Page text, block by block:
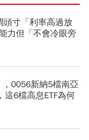
頭寸「利率高過放
力但「不會冷眼旁
0056新納5檔南亞
6檔高息ETF為何